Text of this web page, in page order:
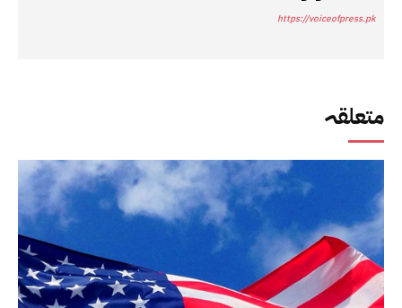
متعلقہ
https://voiceofpress.pk